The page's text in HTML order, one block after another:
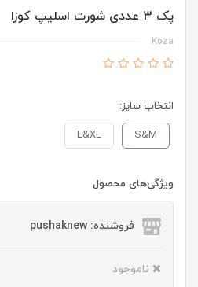
پک 3 عددی شورت اسلیپ کوزا
Koza
انتخاب سایز:
S&M
L&XL
ویژگی‌های محصول
فروشنده: pushaknew
ناموجود